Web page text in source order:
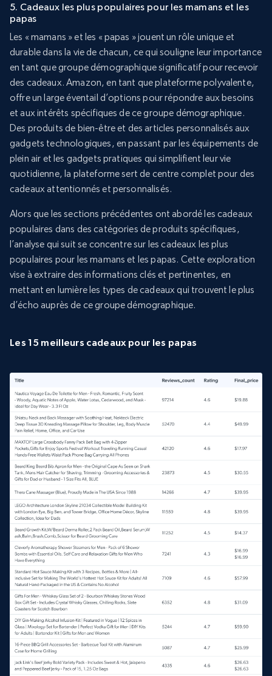
5. Cadeaux les plus populaires pour les mamans et les
papas
Les « mamans » et les « papas » jouent un rôle unique et
durable dans la vie de chacun, ce qui souligne leur importance
en tant que groupe démographique significatif pour recevoir
des cadeaux. Amazon, en tant que plateforme polyvalente,
offre un large éventail d’options pour répondre aux besoins
et aux intérêts spécifiques de ce groupe démographique.
Des produits de bien-être et des articles personnalisés aux
gadgets technologiques, en passant par les équipements de
plein air et les gadgets pratiques qui simplifient leur vie
quotidienne, la plateforme sert de centre complet pour des
cadeaux attentionnés et personnalisés.
Alors que les sections précédentes ont abordé les cadeaux
populaires dans des catégories de produits spécifiques,
l’analyse qui suit se concentre sur les cadeaux les plus
populaires pour les mamans et les papas. Cette exploration
vise à extraire des informations clés et pertinentes, en
mettant en lumière les types de cadeaux qui trouvent le plus
d’écho auprès de ce groupe démographique.
Les 15 meilleurs cadeaux pour les papas